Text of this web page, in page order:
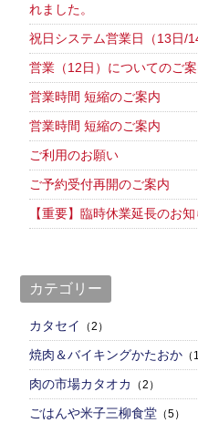
れました。
祝日システム営業日（13日/
営業（12日）についてのご
営業時間 短縮のご案内
営業時間 短縮のご案内
ご利用のお願い
ご予約受付再開のご案内
【重要】臨時休業延長のお
カテゴリー
カタセイ （2）
焼肉＆バイキングかたおか （
肉の市場カタオカ （2）
ごはんや米子三柳食堂 （5）